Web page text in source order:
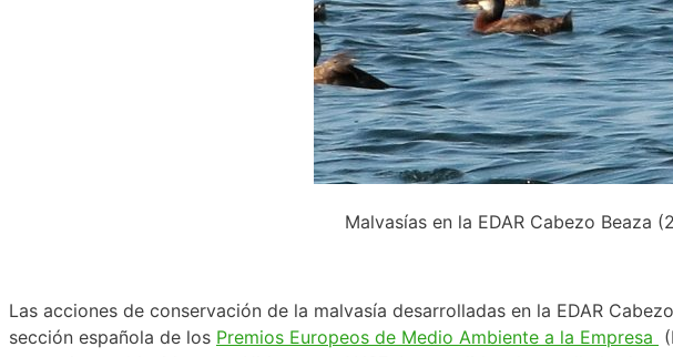
Malvasías en la EDAR Cabezo Beaza
Las acciones de conservación de la malvasía desarrolladas en la EDAR
sección española de los Premios Europeos de Medio Ambiente a la Empresa